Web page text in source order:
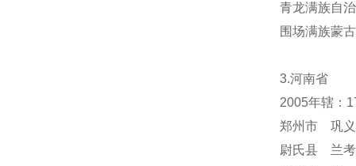
青龙满族自
围场满族蒙
3.河南省
2005年辖：
郑州市 巩
尉氏县 兰